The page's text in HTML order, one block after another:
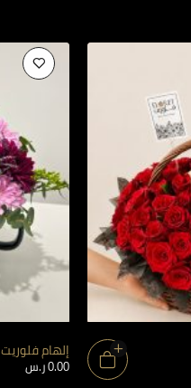
إلهام فلوريت 16
0.00ر.س